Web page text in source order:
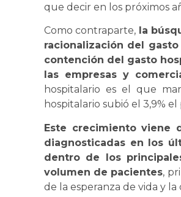
que decir en los próximos
Como contraparte, la
racionalización del
contención del gasto
las empresas y
hospitalario es el que
hospitalario subió el 3,9%
Este crecimiento viene
diagnosticadas en los
dentro de los
volumen de pacientes,
de la esperanza de vida y